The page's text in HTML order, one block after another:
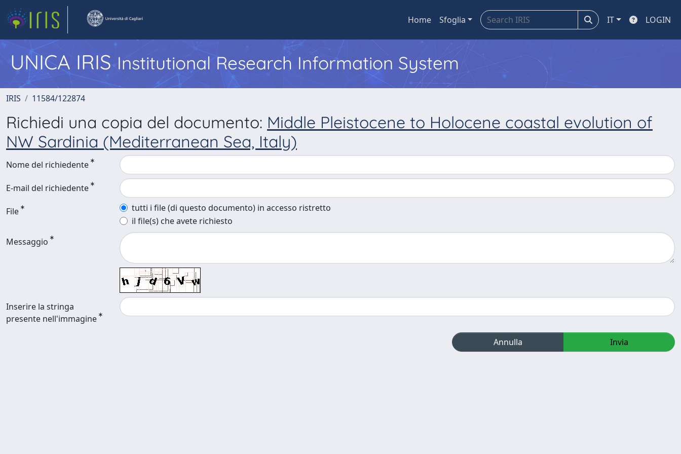
Home Sfoglia IT LOGIN
UNICA IRISInstitutional Research Information System
IRIS 11584/122874
Richiedi una copia del documento: Middle Pleistocene to Holocene coastal evolution of
NW Sardinia (Mediterranean Sea, Italy)
Nome del richiedente
E-mail del richiedente
File
tutti i file (di questo documento) in accesso ristretto
il file(s) che avete richiesto
Messaggio
Inserire la stringa
presente nell'immagine
Annulla Invia